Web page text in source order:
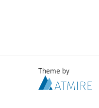
Theme by